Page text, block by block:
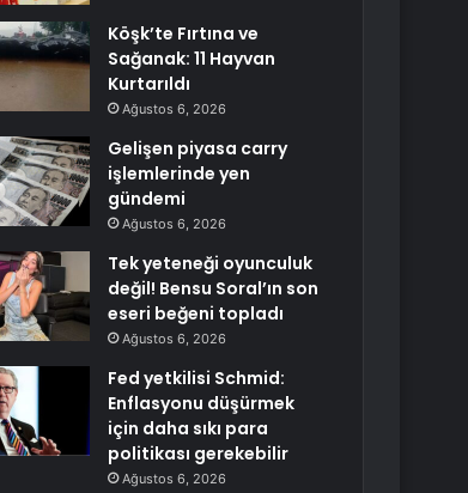
Köşk’te Fırtına ve
Sağanak: 11 Hayvan
Kurtarıldı
Ağustos 6, 2026
Gelişen piyasa carry
işlemlerinde yen
gündemi
Ağustos 6, 2026
Tek yeteneği oyunculuk
değil! Bensu Soral’ın son
eseri beğeni topladı
Ağustos 6, 2026
Fed yetkilisi Schmid:
Enflasyonu düşürmek
için daha sıkı para
politikası gerekebilir
Ağustos 6, 2026